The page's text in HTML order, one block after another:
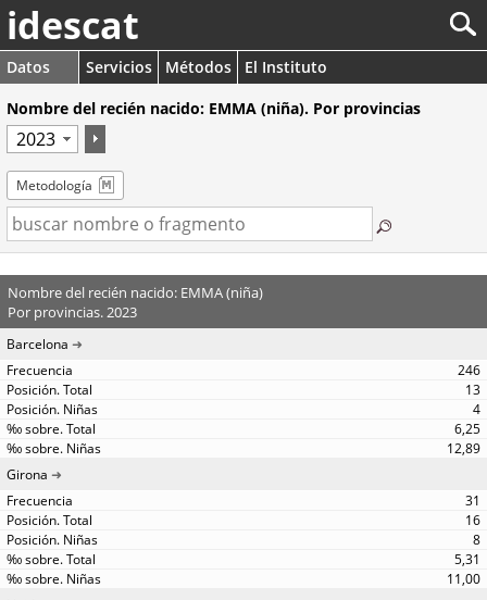
idescat
Datos Servicios Métodos
El Instituto
Nombre del recién nacido: EMMA (niña). Por provincias
Metodología
Nombre del recién nacido: EMMA (niña)
Por provincias. 2023
Barcelona
246
13
4
6,25
12,89
Girona
31
16
8
5,31
11,00